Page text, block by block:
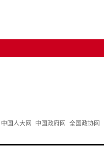
中国人大网 中国政府网 全国政协网